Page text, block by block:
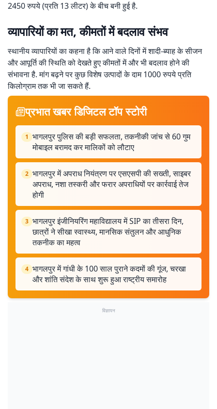
2450 रुपये (प्रति 13 लीटर) के बीच बनी हुई है.
व्यापारियों का मत, कीमतों में बदलाव संभव
स्थानीय व्यापारियों का कहना है कि आने वाले दिनों में शादी-ब्याह के सीजन
और आपूर्ति की स्थिति को देखते हुए कीमतों में और भी बदलाव होने की
संभावना है. मांग बढ़ने पर कुछ विशेष उत्पादों के दाम 1000 रुपये प्रति
किलोग्राम तक भी जा सकते हैं.
प्रभात खबर डिजिटल टॉप स्टोरी
1 भागलपुर पुलिस की बड़ी सफलता, तकनीकी जांच से 60 गुम
मोबाइल बरामद कर मालिकों को लौटाए
2 भागलपुर में अपराध नियंत्रण पर एसएसपी की सख्ती, साइबर
अपराध, नशा तस्करी और फरार अपराधियों पर कार्रवाई तेज
होगी
3 भागलपुर इंजीनियरिंग महाविद्यालय में SIP का तीसरा दिन,
छात्रों ने सीखा स्वास्थ्य, मानसिक संतुलन और आधुनिक
तकनीक का महत्व
4 भागलपुर में गांधी के 100 साल पुराने कदमों की गूंज, चरखा
और शांति संदेश के साथ शुरू हुआ राष्ट्रीय समारोह
विज्ञापन